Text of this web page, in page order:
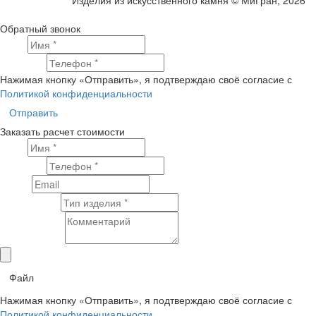
Обратный звонок
Нажимая кнопку «Отправить», я подтверждаю своё согласие с
Политикой конфиденциальности
Отправить
Заказать расчет стоимости
Файл
Нажимая кнопку «Отправить», я подтверждаю своё согласие с